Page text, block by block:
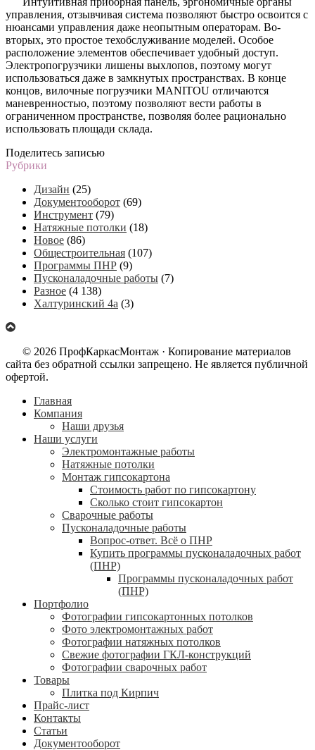
управления, отзывчивая система позволяют быстро освоится с
нюансами управления даже неопытным операторам. Во-
вторых, это простое техобслуживание моделей. Особое
расположение элементов обеспечивает удобный доступ.
Электропогрузчики лишены выхлопов, поэтому могут
использоваться даже в замкнутых пространствах. В конце
концов, вилочные погрузчики MANITOU отличаются
маневренностью, поэтому позволяют вести работы в
ограниченном пространстве, позволяя более рационально
использовать площади склада.
Поделитесь записью
Рубрики
Дизайн (25)
Документооборот (69)
Инструмент (79)
Натяжные потолки (18)
Новое (86)
Общестроительная (107)
Программы ПНР (9)
Пусконаладочные работы (7)
Разное (4 138)
Халтуринский 4а (3)
© 2026 ПрофКаркасМонтаж · Копирование материалов
сайта без обратной ссылки запрещено. Не является публичной
офертой.
Главная
Компания
Наши друзья
Наши услуги
Электромонтажные работы
Натяжные потолки
Монтаж гипсокартона
Стоимость работ по гипсокартону
Сколько стоит гипсокартон
Сварочные работы
Пусконаладочные работы
Вопрос-ответ. Всё о ПНР
Купить программы пусконаладочных работ
(ПНР)
Программы пусконаладочных работ
(ПНР)
Портфолио
Фотографии гипсокартонных потолков
Фото электромонтажных работ
Фотографии натяжных потолков
Свежие фотографии ГКЛ-конструкций
Фотографии сварочных работ
Товары
Плитка под Кирпич
Прайс-лист
Контакты
Статьи
Документооборот